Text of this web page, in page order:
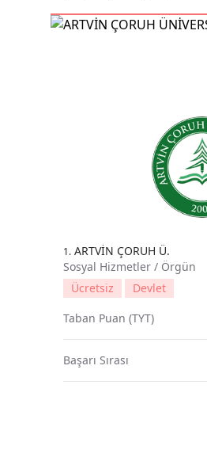
1. ARTVİN ÇORUH Ü.
Sosyal Hizmetler / Örgün
Ücretsiz
Devlet
Taban Puan (TYT)
Başarı Sırası